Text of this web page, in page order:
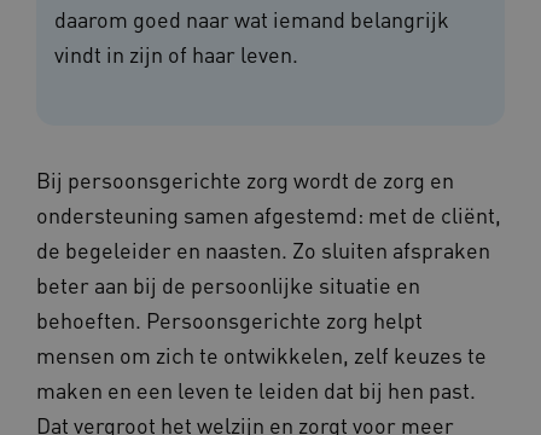
daarom goed naar wat iemand belangrijk
vindt in zijn of haar leven.
Bij persoonsgerichte zorg wordt de zorg en
ondersteuning samen afgestemd: met de cliënt,
de begeleider en naasten. Zo sluiten afspraken
beter aan bij de persoonlijke situatie en
behoeften. Persoonsgerichte zorg helpt
mensen om zich te ontwikkelen, zelf keuzes te
maken en een leven te leiden dat bij hen past.
Dat vergroot het welzijn en zorgt voor meer